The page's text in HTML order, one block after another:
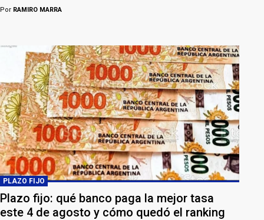
Por RAMIRO MARRA
PLAZO FIJO
Plazo fijo: qué banco paga la mejor tasa
este 4 de agosto y cómo quedó el ranking